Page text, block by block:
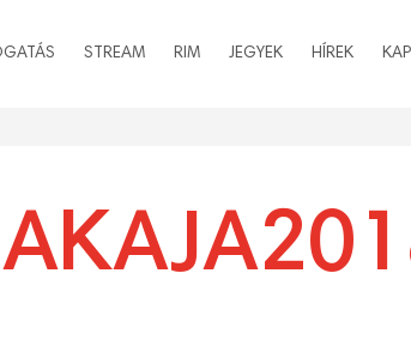
STREAM RIM JEGYEK HÍREK